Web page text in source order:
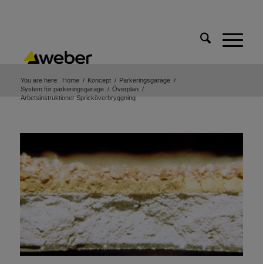
You are here: Home / Koncept / Parkeringsgarage /
System för parkeringsgarage / Överplan /
Arbetsinstruktioner Spricköverbryggning